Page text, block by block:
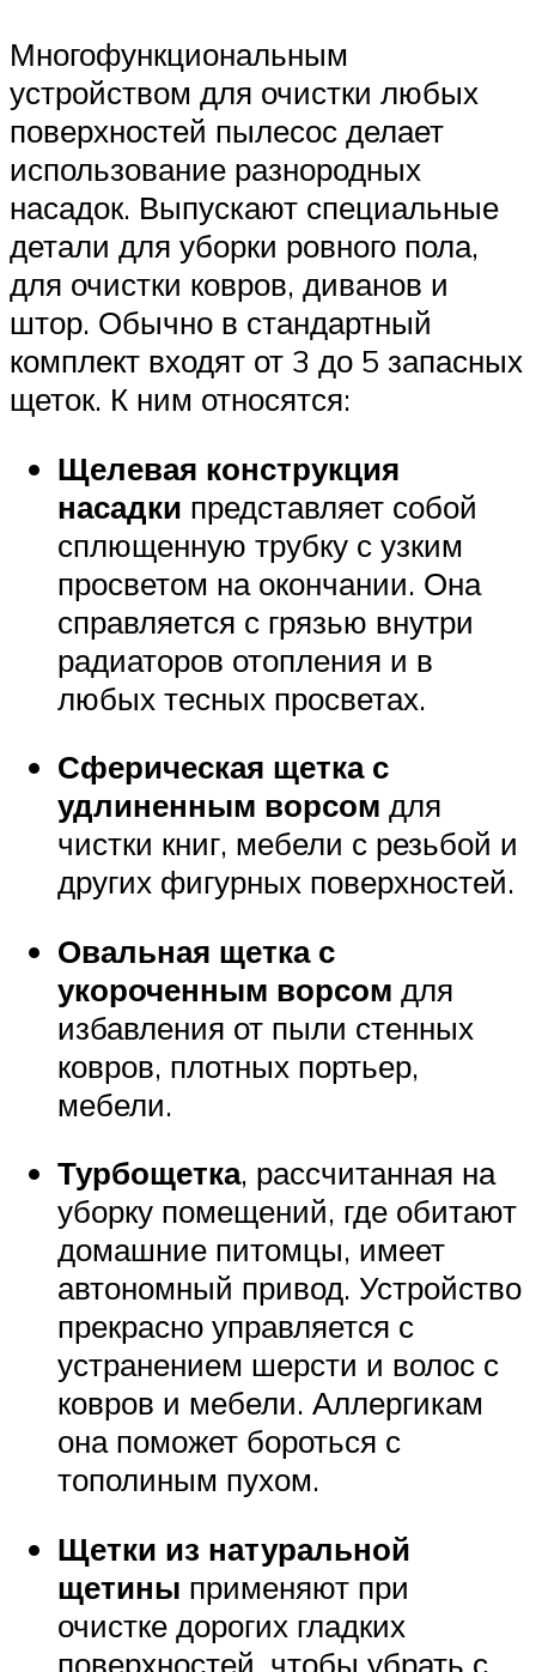
Многофункциональным
устройством для очистки любых
поверхностей пылесос делает
использование разнородных
насадок. Выпускают специальные
детали для уборки ровного пола,
для очистки ковров, диванов и
штор. Обычно в стандартный
комплект входят от 3 до 5 запасных
щеток. К ним относятся:
Щелевая конструкция
насадки представляет собой
сплющенную трубку с узким
просветом на окончании. Она
справляется с грязью внутри
радиаторов отопления и в
любых тесных просветах.
Сферическая щетка с
удлиненным ворсом для
чистки книг, мебели с резьбой и
других фигурных поверхностей.
Овальная щетка с
укороченным ворсом для
избавления от пыли стенных
ковров, плотных портьер,
мебели.
Турбощетка, рассчитанная на
уборку помещений, где обитают
домашние питомцы, имеет
автономный привод. Устройство
прекрасно управляется с
устранением шерсти и волос с
ковров и мебели. Аллергикам
она поможет бороться с
тополиным пухом.
Щетки из натуральной
щетины применяют при
очистке дорогих гладких
поверхностей, чтобы убрать с